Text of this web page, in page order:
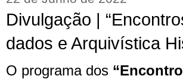
Divulgação |
dados e Arquivística
O programa dos